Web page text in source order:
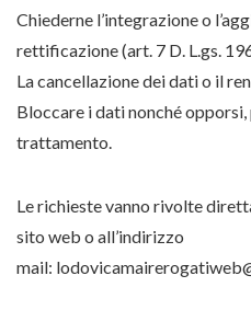
Chiederne l’integrazione o
rettificazione (art. 7 D. L.gs.
La cancellazione dei dati o il
Bloccare i dati nonché
trattamento.
Le richieste vanno rivolte
sito web o all’indirizzo
mail: